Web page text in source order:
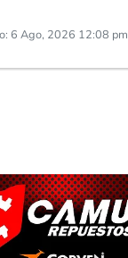
6 Ago, 2026 12:08 pm